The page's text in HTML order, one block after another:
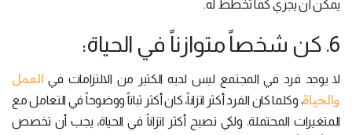
يمكن أن يجري كما تخطط له.
6. كن شخصاً متوازناً في الحياة:
لا يوجد فرد في المجتمع ليس لديه الكثير من الالتزامات في العمل
والحياة، وكلما كان الفرد أكثر اتزاناً، كان أكثر ثباتاً ووضوحاً في التعامل مع
المتغيرات المحتملة. ولكي تصبح أكثر اتزاناً في الحياة، يجب أن تخصص